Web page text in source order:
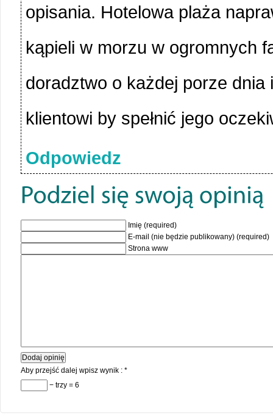
opisania. Hotelowa plaża
kąpieli w morzu w ogromnych
doradztwo o każdej porze dnia
klientowi by spełnić jego
Odpowiedz
Imię (required)
E-mail (nie będzie publikowany) (required)
Strona www
Aby przejść dalej wpisz wynik : *
− trzy = 6